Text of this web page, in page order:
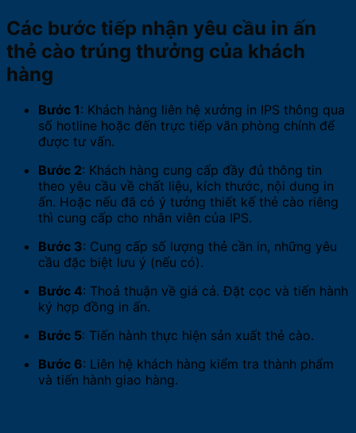
Các bước tiếp nhận yêu cầu in ấn
thẻ cào trúng thưởng của khách
hàng
Bước 1: Khách hàng liên hệ xưởng in IPS thông qua
số hotline hoặc đến trực tiếp văn phòng chính để
được tư vấn.
Bước 2: Khách hàng cung cấp đầy đủ thông tin
theo yêu cầu về chất liệu, kích thước, nội dung in
ấn. Hoặc nếu đã có ý tưởng thiết kế thẻ cào riêng
thì cung cấp cho nhân viên của IPS.
Bước 3: Cung cấp số lượng thẻ cần in, những yêu
cầu đặc biệt lưu ý (nếu có).
Bước 4: Thoả thuận về giá cả. Đặt cọc và tiến hành
ký hợp đồng in ấn.
Bước 5: Tiến hành thực hiện sản xuất thẻ cào.
Bước 6: Liên hệ khách hàng kiểm tra thành phẩm
và tiến hành giao hàng.